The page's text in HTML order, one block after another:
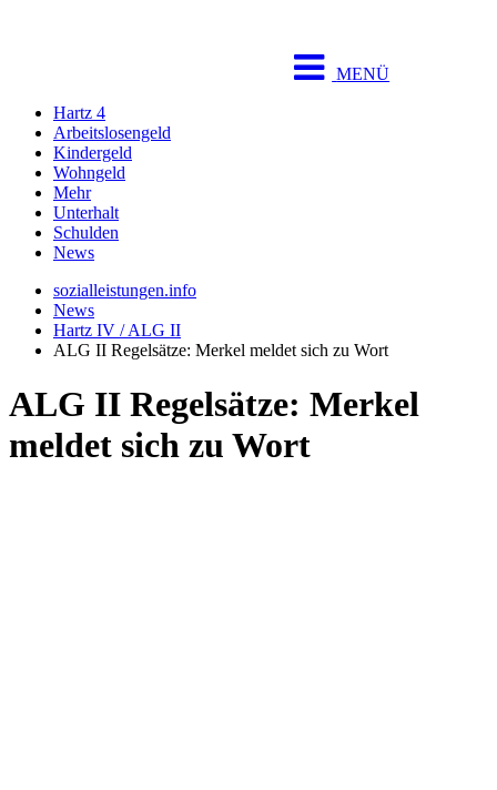
MENÜ
Hartz 4
Arbeitslosengeld
Kindergeld
Wohngeld
Mehr
Unterhalt
Schulden
News
sozialleistungen.info
News
Hartz IV / ALG II
ALG II Regelsätze: Merkel meldet sich zu Wort
ALG II Regelsätze: Merkel
meldet sich zu Wort